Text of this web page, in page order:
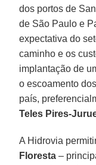
dos portos de
de São Paulo e
expectativa do
caminho e os
implantação de
o escoamento
país,
Teles Pires-
A Hidrovia
Floresta –